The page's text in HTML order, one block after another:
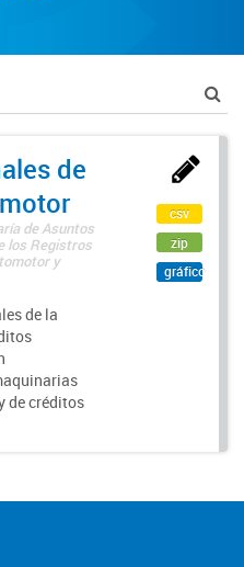
de
de Asuntos
los Registros
y
de la
de créditos
csv
zip
gráfico